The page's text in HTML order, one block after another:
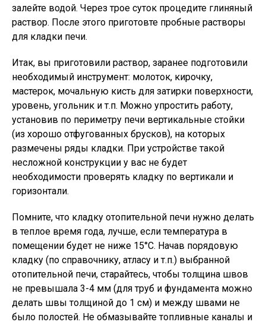
залейте водой. Через трое суток процедите глиняный
раствор. После этого приготовте пробные растворы
для кладки печи.
Итак, вы приготовили раствор, заранее подготовили
необходимый инструмент: молоток, кирочку,
мастерок, мочальную кисть для затирки поверхности,
уровень, угольник и т.п. Можно упростить работу,
установив по периметру печи вертикальные стойки
(из хорошо отфугованных брусков), на которых
размечены ряды кладки. При устройстве такой
несложной конструкции у вас не будет
необходимости проверять кладку по вертикали и
горизонтали.
Помните, что кладку отопительной печи нужно делать
в теплое время года, лучше, если температура в
помещении будет не ниже 15°С. Начав порядовую
кладку (по справочнику, атласу и т.п.) выбранной
отопительной печи, старайтесь, чтобы толщина швов
не превышала 3-4 мм (для труб и фундамента можно
делать швы толщиной до 1 см) и между швами не
было полостей. Не обмазывайте топливные каналы и